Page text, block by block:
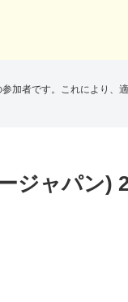
加者です。これにより、
ジャパン)